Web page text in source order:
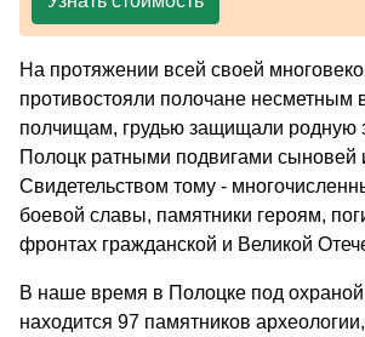
На протяжении всей своей
противостояли полочане несметным
полчищам, грудью защищали родную
Полоцк ратными подвигами сыновей
Свидетельством тому -
боевой славы, памятники героям,
фронтах гражданской и Великой
В наше время в Полоцке под охраной
находится 97 памятников